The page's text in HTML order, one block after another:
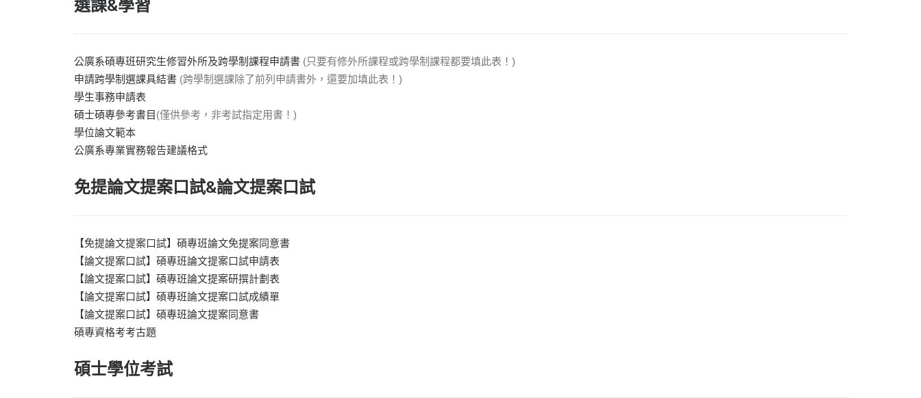
選課&學習
公廣系碩專班研究生修習外所及跨學制課程申請書 (只要有修外所課程或跨學制課程都要填此表！)
申請跨學制選課具結書 (跨學制選課除了前列申請書外，還要加填此表！)
學生事務申請表
碩士碩專參考書目 (僅供參考，非考試指定用書！)
學位論文範本
公廣系專業實務報告建議格式
免提論文提案口試&論文提案口試
【免提論文提案口試】碩專班論文免提案同意書
【論文提案口試】碩專班論文提案口試申請表
【論文提案口試】碩專班論文提案研撰計劃表
【論文提案口試】碩專班論文提案口試成績單
【論文提案口試】碩專班論文提案同意書
碩專資格考考古題
碩士學位考試